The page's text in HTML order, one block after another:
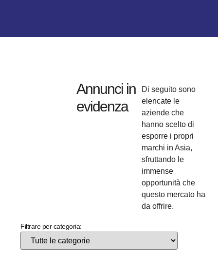
Annunci in
evidenza
Di seguito sono
elencate le
aziende che
hanno scelto di
esporre i propri
marchi in Asia,
sfruttando le
immense
opportunità che
questo mercato ha
da offrire.
Filtrare per categoria: